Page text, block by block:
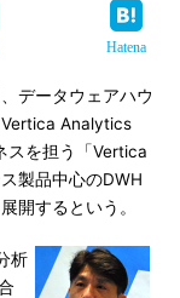
Hatena
データウェアハウ
Vertica Analytics
スを担う「Vertica
製品中心のDWH
開するという。
析